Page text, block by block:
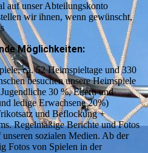
auf unser Abteilungskonto
wir ihnen, wenn gewünscht,
Möglichkeiten:
ca. 52 Heimspieltage und 330
besuchen unsere Heimspiele
30 %, Eltern und
ledige Erwachsene 20%)
und Beflockung +
Regelmäßige Berichte und Fotos
sozialen Medien. Ab der
Fotos von Spielen in der